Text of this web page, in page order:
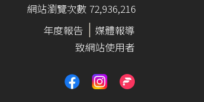
網站瀏覽次數 72,936,216
年度報告
媒體報導
致網站使用者